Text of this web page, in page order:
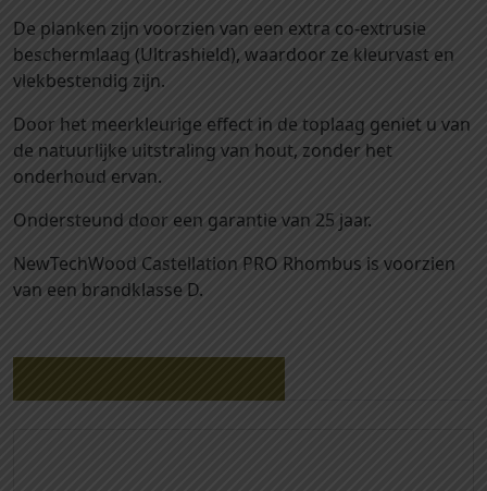
a
t
i
n
P
R
O
5
T
t
e
l
l
a
t
o
P
R
6
T
De planken zijn voorzien van een extra co-extrusie
beschermlaag (Ultrashield), waardoor ze kleurvast en
vlekbestendig zijn.
Door het meerkleurige effect in de toplaag geniet u van
de natuurlijke uitstraling van hout, zonder het
onderhoud ervan.
Ondersteund door een garantie van 25 jaar.
NewTechWood Castellation PRO Rhombus is voorzien
van een brandklasse D.